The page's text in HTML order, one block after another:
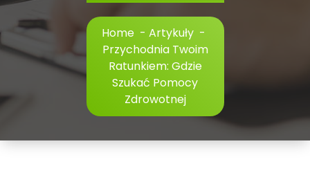
Home - Artykuły -
Przychodnia Twoim
Ratunkiem: Gdzie
Szukać Pomocy
Zdrowotnej